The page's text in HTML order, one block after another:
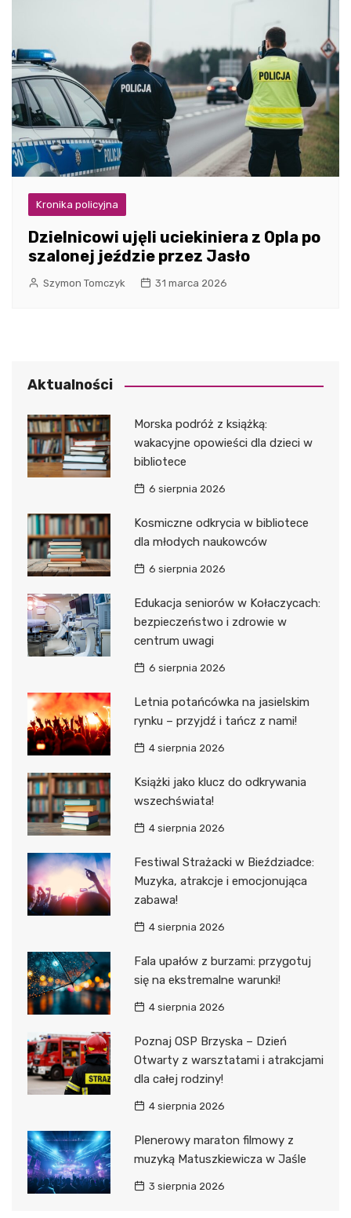
Kronika policyjna
Dzielnicowi ujęli uciekiniera z Opla po
szalonej jeździe przez Jasło
Szymon Tomczyk 31 marca 2026
Aktualności
Morska podróż z książką:
wakacyjne opowieści dla dzieci w
bibliotece
6 sierpnia 2026
Kosmiczne odkrycia w bibliotece
dla młodych naukowców
6 sierpnia 2026
Edukacja seniorów w Kołaczycach:
bezpieczeństwo i zdrowie w
centrum uwagi
6 sierpnia 2026
Letnia potańcówka na jasielskim
rynku – przyjdź i tańcz z nami!
4 sierpnia 2026
Książki jako klucz do odkrywania
wszechświata!
4 sierpnia 2026
Festiwal Strażacki w Bieździadce:
Muzyka, atrakcje i emocjonująca
zabawa!
4 sierpnia 2026
Fala upałów z burzami: przygotuj
się na ekstremalne warunki!
4 sierpnia 2026
Poznaj OSP Brzyska – Dzień
Otwarty z warsztatami i atrakcjami
dla całej rodziny!
4 sierpnia 2026
Plenerowy maraton filmowy z
muzyką Matuszkiewicza w Jaśle
3 sierpnia 2026